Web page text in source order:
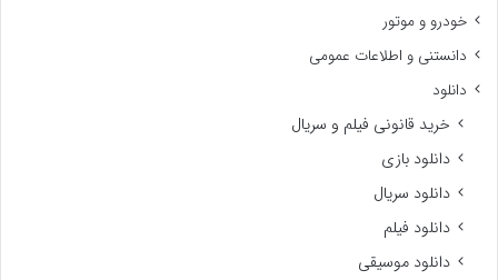
خودرو و موتور
دانستنی و اطلاعات عمومی
دانلود
خرید قانونی فیلم و سریال
دانلود بازی
دانلود سریال
دانلود فیلم
دانلود موسیقی